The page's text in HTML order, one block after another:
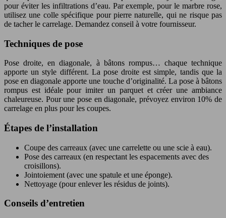
pour éviter les infiltrations d’eau. Par exemple, pour le marbre rose,
utilisez une colle spécifique pour pierre naturelle, qui ne risque pas
de tacher le carrelage. Demandez conseil à votre fournisseur.
Techniques de pose
Pose droite, en diagonale, à bâtons rompus… chaque technique
apporte un style différent. La pose droite est simple, tandis que la
pose en diagonale apporte une touche d’originalité. La pose à bâtons
rompus est idéale pour imiter un parquet et créer une ambiance
chaleureuse. Pour une pose en diagonale, prévoyez environ 10% de
carrelage en plus pour les coupes.
Étapes de l’installation
Coupe des carreaux (avec une carrelette ou une scie à eau).
Pose des carreaux (en respectant les espacements avec des
croisillons).
Jointoiement (avec une spatule et une éponge).
Nettoyage (pour enlever les résidus de joints).
Conseils d’entretien